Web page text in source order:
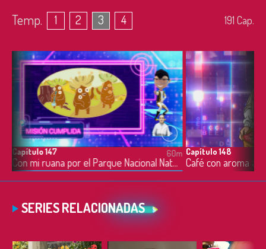
Temp. 1 2 3 4 191 Cap.
Capítulo 147
Con mi ruana por el Parque Nacional Natural Pisba - 06/10/2022
60m Capítulo 148
Café con aroma a
SERIES RELACIONADAS